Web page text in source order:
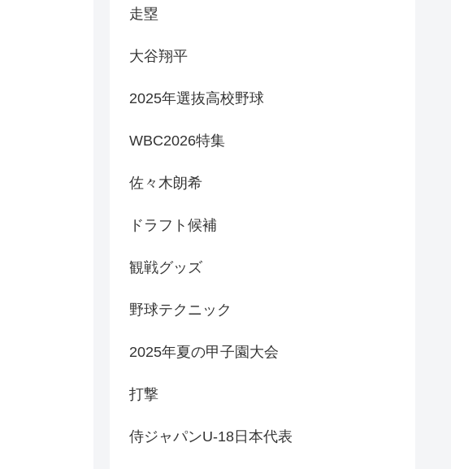
走塁
大谷翔平
2025年選抜高校野球
WBC2026特集
佐々木朗希
ドラフト候補
観戦グッズ
野球テクニック
2025年夏の甲子園大会
打撃
侍ジャパンU-18日本代表